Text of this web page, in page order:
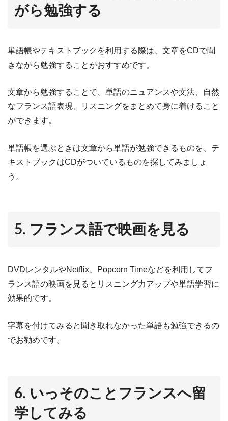
がら勉強する
単語帳やテキストブックを利用する際は、文章をCDで聞
きながら勉強することがおすすめです。
文章から勉強することで、単語のニュアンスや文法、自然
なフランス語表現、リスニングをまとめて身に着けること
ができます。
単語帳を選ぶときは文章から単語が勉強できるものを、テ
キストブックはCDがついているものを探してみましょ
う。
5. フランス語で映画を見る
DVDレンタルやNetflix、Popcorn Timeなどを利用してフ
ランス語の映画を見るとリスニング力アップや単語学習に
効果的です。
字幕を付けてみると聞き取れなかった単語も勉強できるの
でお勧めです。
6. いっそのことフランスへ留
学してみる